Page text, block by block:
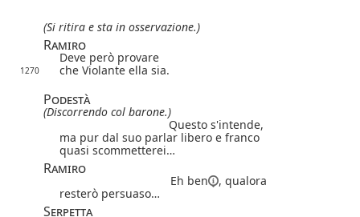
(Si ritira e sta in osservazione.)
Ramiro
Deve però provare
1270 che Violante ella sia.
Podestà
(Discorrendo col barone.)
Questo s'intende,
ma pur dal suo parlar libero e franco
quasi scommetterei…
Ramiro
Eh ben
, qualora
resterò persuaso…
Serpetta